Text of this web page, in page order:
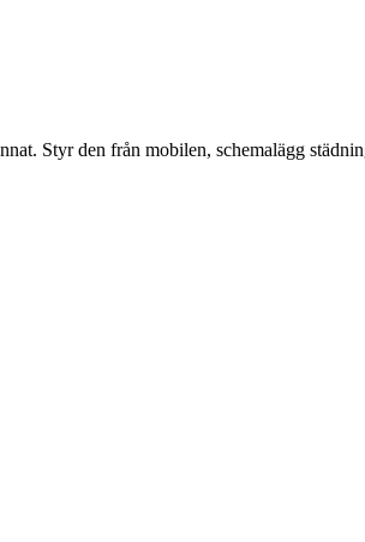
Styr den från mobilen, schemalägg